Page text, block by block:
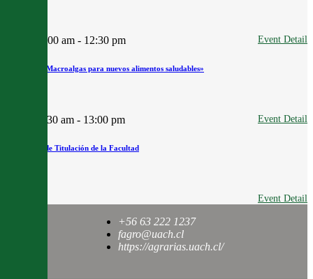
Event Detail
09:00 am - 12:30 pm
Seminario «Macroalgas para nuevos alimentos saludables»
Event Detail
11:30 am - 13:00 pm
Ceremonia de Titulación de la Facultad
Event Detail
+56 63 222 1237
fagro@uach.cl
https://agrarias.uach.cl/